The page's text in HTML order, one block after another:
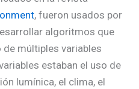
, fueron usados por
algoritmos que
de múltiples variables
estaban el uso de
lumínica, el clima, el